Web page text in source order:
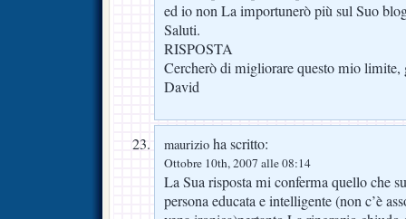
ed io non La importunerò più sul Suo
Saluti.
RISPOSTA
Cercherò di migliorare questo mio limite,
David
maurizio ha scritto:
Ottobre 10th, 2007 alle 08:14
La Sua risposta mi conferma quello che
persona educata e intelligente (non c’è